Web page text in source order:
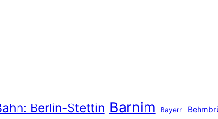
Berlin-Stettin Barnim Bayern